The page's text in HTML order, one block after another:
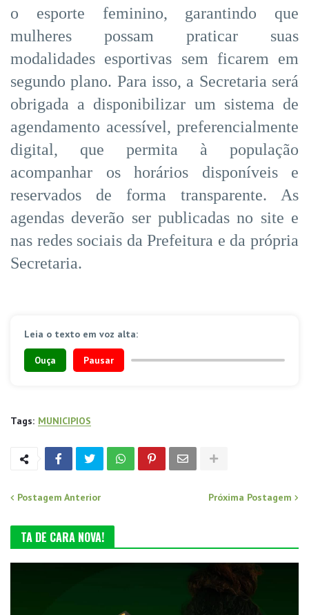
o esporte feminino, garantindo que
mulheres possam praticar suas
modalidades esportivas sem ficarem em
segundo plano. Para isso, a Secretaria será
obrigada a disponibilizar um sistema de
agendamento acessível, preferencialmente
digital, que permita à população
acompanhar os horários disponíveis e
reservados de forma transparente. As
agendas deverão ser publicadas no site e
nas redes sociais da Prefeitura e da própria
Secretaria.
Leia o texto em voz alta:
Ouça Pausar
Tags: MUNICIPIOS
Postagem Anterior Próxima Postagem
TA DE CARA NOVA!